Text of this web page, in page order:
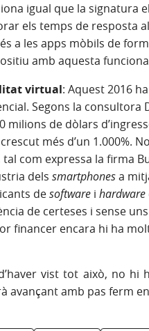
igual que la signatura
els temps de resposta
a les apps mòbils de
amb aquesta
virtual: Aquest 2016
Segons la consultora
milions de dòlars
més d’un 1.000%.
tal com expressa la firma
dels smartphonesa
desoftwarei hardware
de certeses i sense
financer encara hi ha
vist tot això, no hi
avançant amb pas ferm